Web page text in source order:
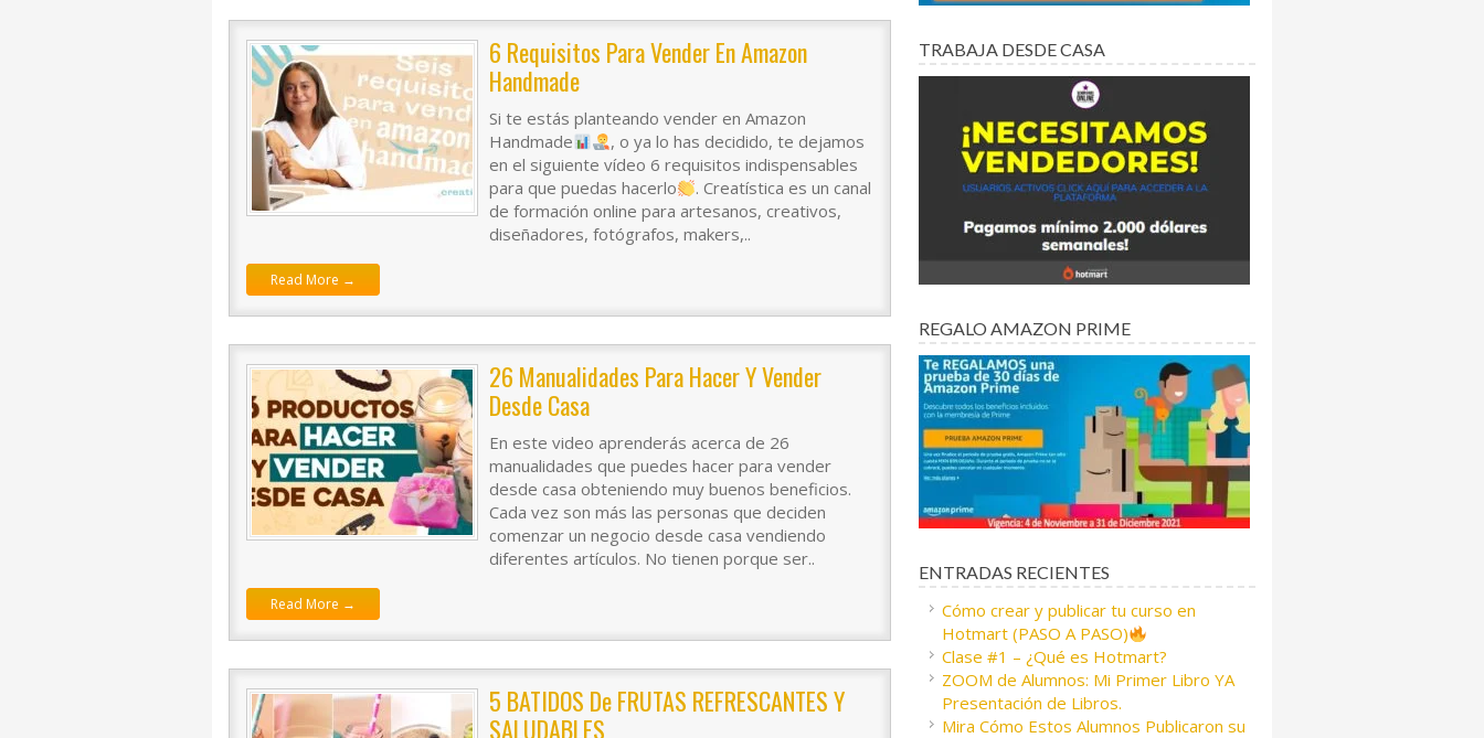
6 Requisitos Para Vender En Amazon
Handmade
Si te estás planteando vender en Amazon
Handmade
, o ya lo has decidido, te dejamos
en el siguiente vídeo 6 requisitos indispensables
para que puedas hacerlo
. Creatística es un canal
de formación online para artesanos, creativos,
diseñadores, fotógrafos, makers,..
Read More →
26 Manualidades Para Hacer Y Vender
Desde Casa
En este video aprenderás acerca de 26
manualidades que puedes hacer para vender
desde casa obteniendo muy buenos beneficios.
Cada vez son más las personas que deciden
comenzar un negocio desde casa vendiendo
diferentes artículos. No tienen porque ser..
Read More →
5 BATIDOS De FRUTAS REFRESCANTES Y
SALUDABLES
TRABAJA DESDE CASA
REGALO AMAZON PRIME
ENTRADAS RECIENTES
Cómo crear y publicar tu curso en
Hotmart (PASO A PASO)
Clase #1 – ¿Qué es Hotmart?
ZOOM de Alumnos: Mi Primer Libro YA
Presentación de Libros.
Mira Cómo Estos Alumnos Publicaron su